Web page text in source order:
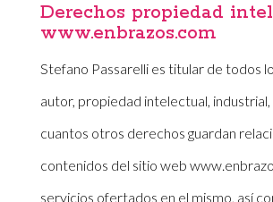
Derechos propiedad
www.enbrazos.com
Stefano Passarelli es titular de todos
autor, propiedad intelectual, industrial,
cuantos otros derechos guardan
contenidos del sitio web
servicios ofertados en el mismo, así